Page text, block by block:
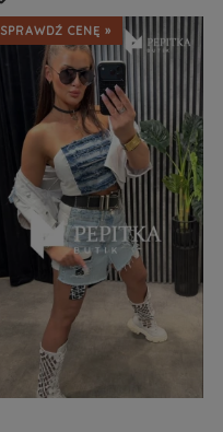
SPRAWDŹ CENĘ »